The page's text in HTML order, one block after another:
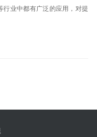
行业中都有广泛的应用，对提